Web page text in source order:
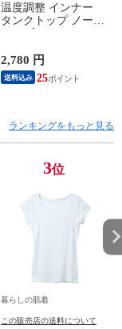
温度調整 インナー
タンクトップ ノース
リーブ レディース
オフホワイト/ブラウ
ン/ブラック/チャコ
ールグレー/ピンク
2,780 円
送料込み 25
ランキングをもっと見る
3位
暮らしの肌着
この販売店の送料について